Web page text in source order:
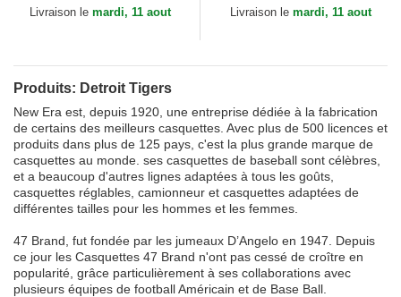
Detroit Tigers MLB New Era
Livraison le mardi, 11 aout
Pinstripe Detroit Tigers...
Livraison le mardi, 11 aout
Produits: Detroit Tigers
New Era est, depuis 1920, une entreprise dédiée à la fabrication
de certains des meilleurs casquettes. Avec plus de 500 licences et
produits dans plus de 125 pays, c'est la plus grande marque de
casquettes au monde. ses casquettes de baseball sont célèbres,
et a beaucoup d'autres lignes adaptées à tous les goûts,
casquettes réglables, camionneur et casquettes adaptées de
différentes tailles pour les hommes et les femmes.
47 Brand, fut fondée par les jumeaux D’Angelo en 1947. Depuis
ce jour les Casquettes 47 Brand n'ont pas cessé de croître en
popularité, grâce particulièrement à ses collaborations avec
plusieurs équipes de football Américain et de Base Ball.